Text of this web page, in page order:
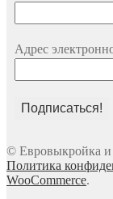
Адрес
© Евровыкройка
Политика
WooCommerce.